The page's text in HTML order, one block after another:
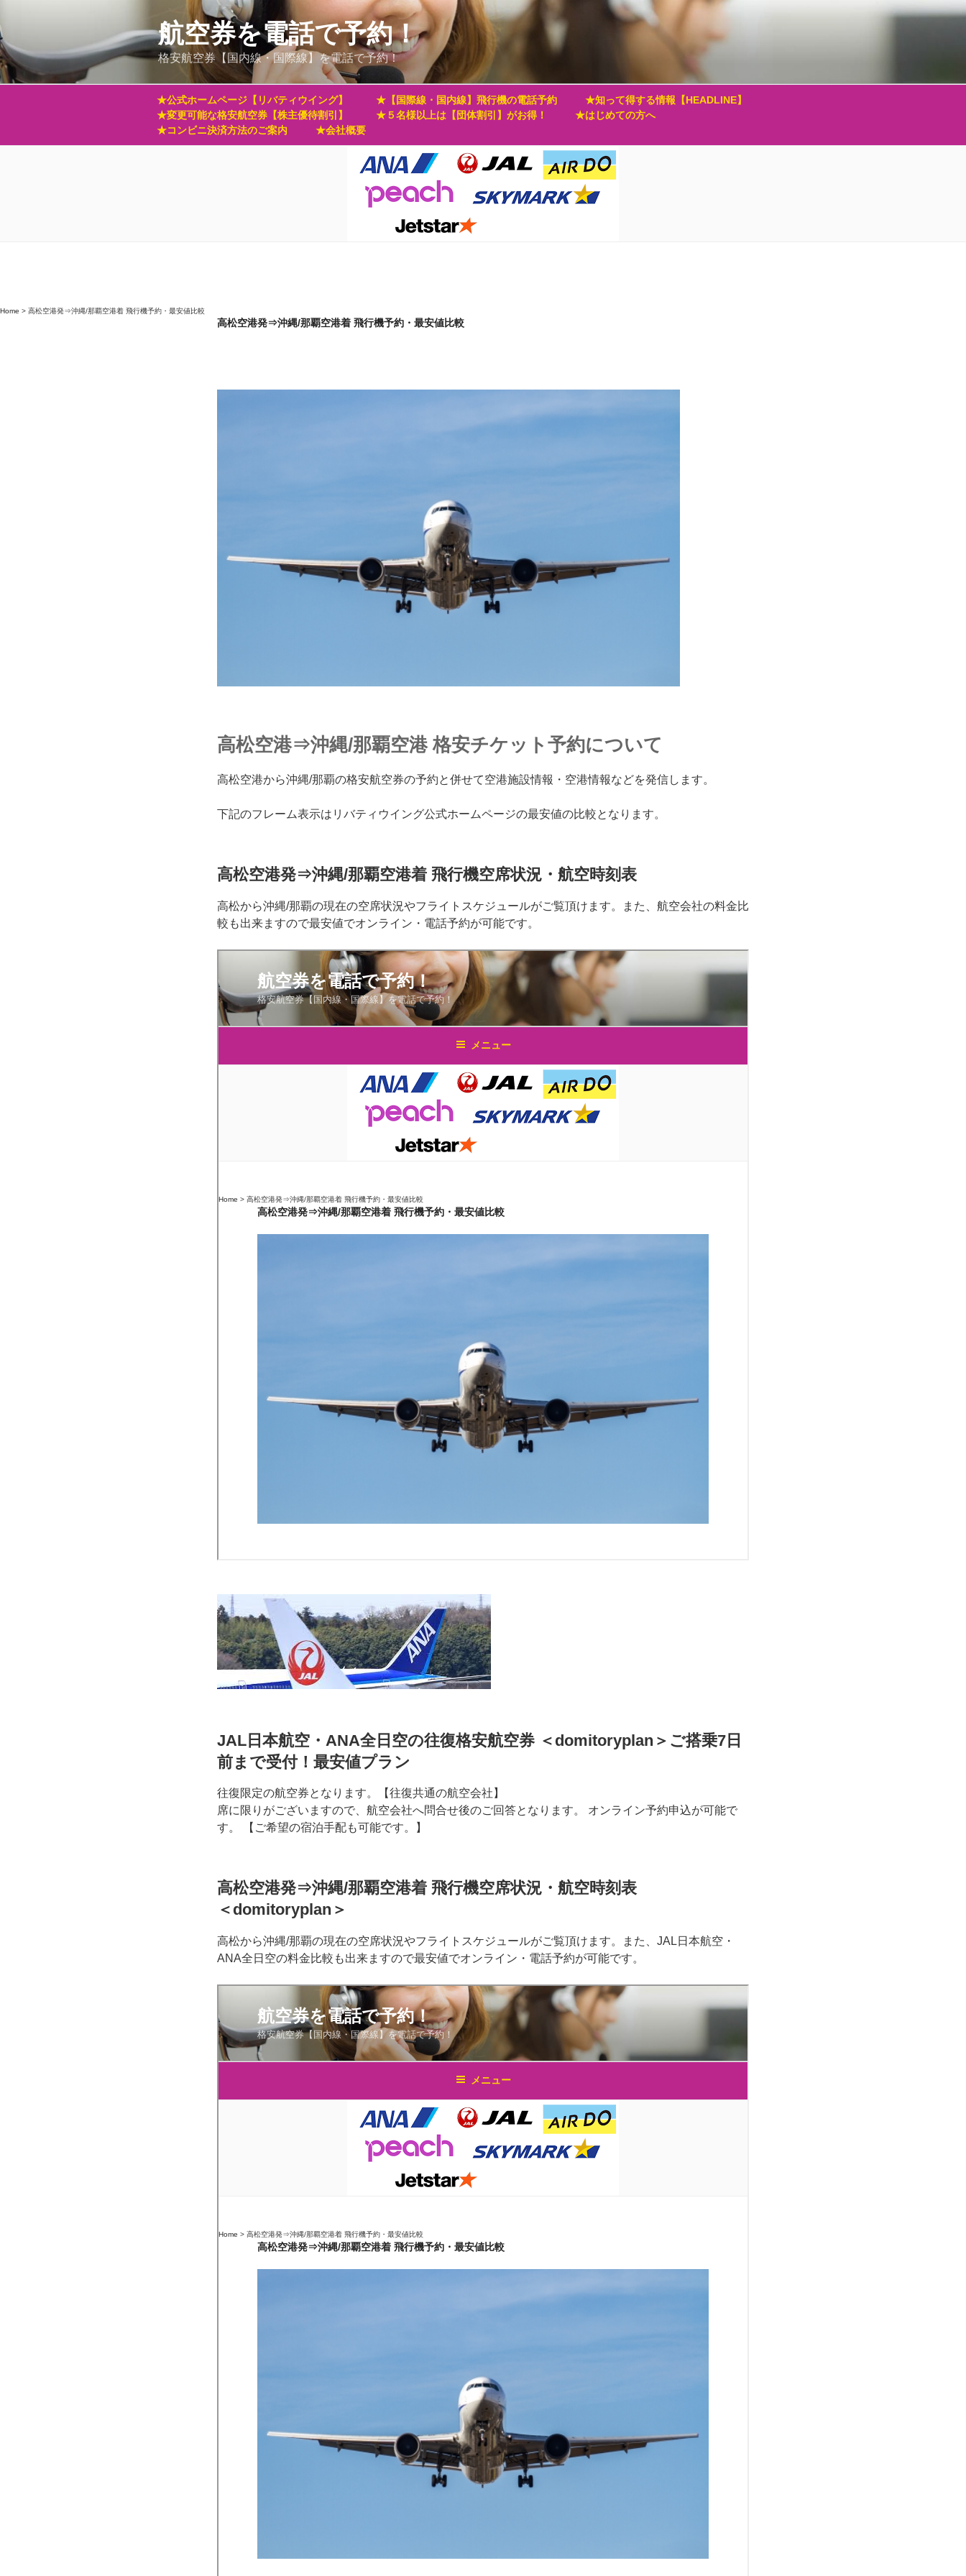
ン
テ
ン
ツ
ッ
航空券を電話で予約！
格安航空券【国内線・国際線】を電話で予約！
★公式ホームページ【リバティウイング】 ★【国際線・国内線】飛行機の電話予約
★知って得する情報【HEADLINE】
★変更可能な格安航空券【株主優待割引】
★５名様以上は【団体割引】がお得！
★はじめての方へ
★コンビニ決済方法のご案内
★会社概要
Home > 高松空港発⇒沖縄/那覇空港着 飛行機予約・最安値比較
高松空港発⇒沖縄/那覇空港着 飛行機予約・最安値比較
高松空港⇒沖縄/那覇空港 格安チケット予約について
高松空港から沖縄/那覇の格安航空券の予約と併せて空港施設情報・空港情報などを発信します。
下記のフレーム表示はリバティウイング公式ホームページの最安値の比較となります。
高松空港発⇒沖縄/那覇空港着 飛行機空席状況・航空時刻表
高松から沖縄/那覇の現在の空席状況やフライトスケジュールがご覧頂けます。また、航空会社の料金比
較も出来ますので最安値でオンライン・電話予約が可能です。
JAL日本航空・ANA全日空の往復格安航空券 ＜domitoryplan＞ご搭乗7日
前まで受付！最安値プラン
往復限定の航空券となります。【往復共通の航空会社】
席に限りがございますので、航空会社へ問合せ後のご回答となります。 オンライン予約申込が可能で
す。 【ご希望の宿泊手配も可能です。】
高松空港発⇒沖縄/那覇空港着 飛行機空席状況・航空時刻表
＜domitoryplan＞
高松から沖縄/那覇の現在の空席状況やフライトスケジュールがご覧頂けます。また、JAL日本航空・
ANA全日空の料金比較も出来ますので最安値でオンライン・電話予約が可能です。